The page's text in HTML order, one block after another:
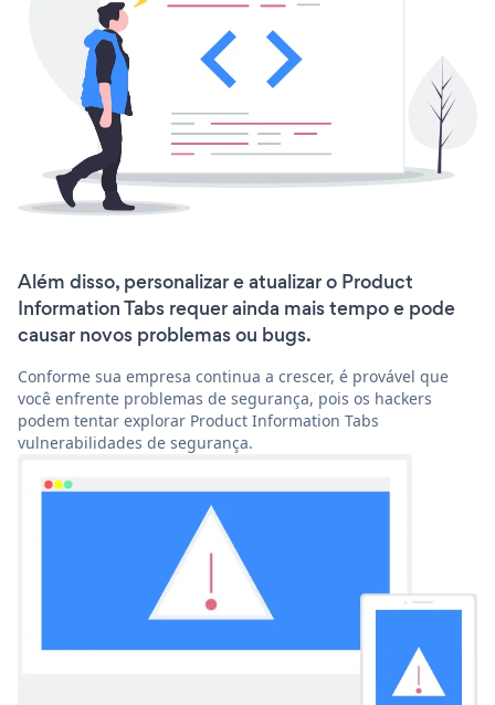
Além disso, personalizar e atualizar o Product
Information Tabs requer ainda mais tempo e pode
causar novos problemas ou bugs.
Conforme sua empresa continua a crescer, é provável que
você enfrente problemas de segurança, pois os hackers
podem tentar explorar Product Information Tabs
vulnerabilidades de segurança.